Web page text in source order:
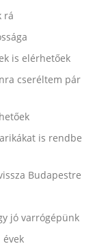
rá
is elérhetőek
cseréltem pár
is rendbe
Budapestre
jó varrógépünk